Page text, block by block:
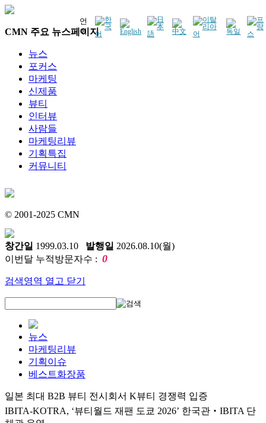
언
어
CMN 주요 뉴스페이지
뉴스
포커스
마케팅
신제품
뷰티
인터뷰
사람들
마케팅리뷰
기획특집
커뮤니티
© 2001-2025 CMN
창간일 1999.03.10 발행일 2026.08.10(월)
이번달 누적방문자수 : 0
검색영역 열고 닫기
뉴스
마케팅리뷰
기획이슈
베스트화장품
일본 최대 B2B 뷰티 전시회서 K뷰티 경쟁력 입증
IBITA-KOTRA, ‘뷰티월드 재팬 도쿄 2026’ 한국관‧IBITA 단